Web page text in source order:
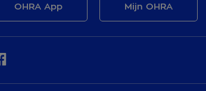
OHRA App Mijn OHRA